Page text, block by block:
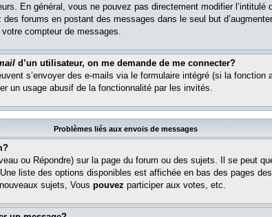
En général, vous ne pouvez pas directement modifier l’intitulé
des forums en postant des messages dans le seul but
compteur de messages.
d’un utilisateur, on me demande de me connecter?
s’envoyer des e-mails via le formulaire intégré (si la fonction
un usage abusif de la fonctionnalité par les invités.
Problèmes liés aux envois de messages
ou Répondre) sur la page du forum ou des sujets. Il se peut
liste des options disponibles est affichée en bas des pages
sujets, Vous pouvez participer aux votes, etc.